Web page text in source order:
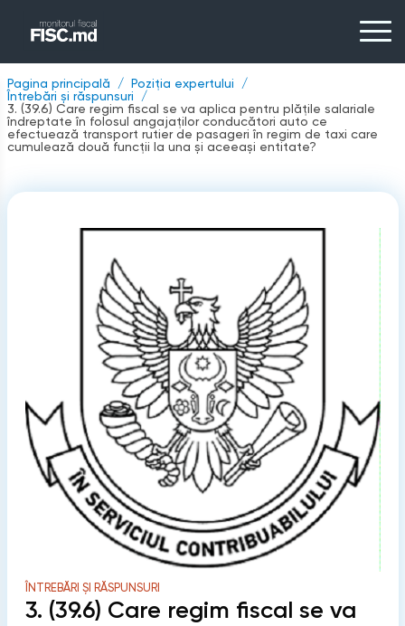
Pagina principală
Poziția expertului
Întrebări și răspunsuri
3. (39.6) Care regim fiscal se va aplica pentru plățile salariale
îndreptate în folosul angajaților conducători auto ce
efectuează transport rutier de pasageri în regim de taxi care
cumulează două funcții la una şi aceeași entitate?
ÎNTREBĂRI ȘI RĂSPUNSURI
3. (39.6) Care regim fiscal se va